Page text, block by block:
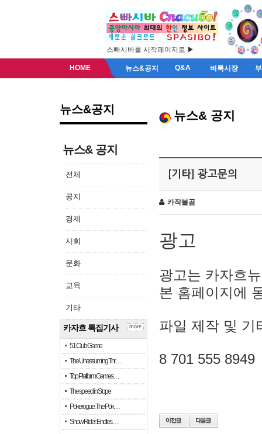
스빠시바를 시작페이지로 ▶
HOME 뉴스&공지 Q&A 벼룩시장
뉴스&공지
뉴스& 공지
전체
공지
경제
사회
문화
교육
기타
카자흐 특집기사
51 Club Game
The Unassuming Thr…
Top Platform Games…
The speed in Slope
Pokerogue: The Pok…
Snow Rider: Endles…
more
뉴스& 공지
[기타] 광고문의
카작불곰
광고
광고는 카자흐
본 홈페이지에
파일 제작 및 기
8 701 555 8949